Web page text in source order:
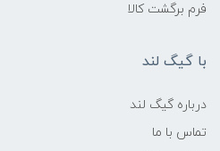
فرم برگشت کالا
با گیگ لند
درباره گیگ لند
تماس با ما